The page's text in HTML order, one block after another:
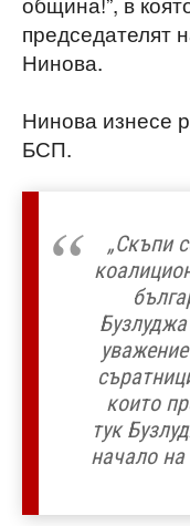
председателят
Нинова.
Нинова изнесе
БСП.
„Скъпи
които
тук
начало на